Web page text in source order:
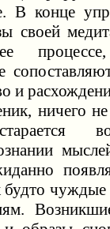
В конце
своей
и
ничего не
будто